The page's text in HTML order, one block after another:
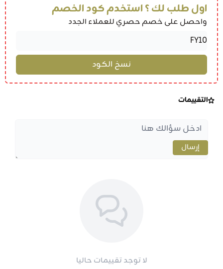
اول طلب لك ؟ استخدم كود الخصم
واحصل على خصم حصري للعملاء الجدد
التقييمات
إرسال
لا توجد تقييمات حاليا